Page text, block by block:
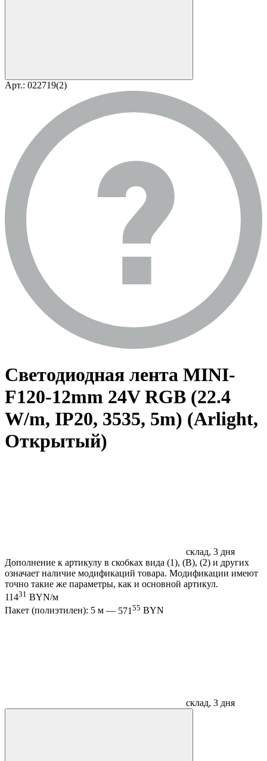
Арт.: 022719(2)
Светодиодная лента MINI-
F120-12mm 24V RGB (22.4
W/m, IP20, 3535, 5m) (Arlight,
Открытый)
склад, 3 дня
Дополнение к артикулу в скобках вида (1), (B), (2) и других
означает наличие модификаций товара. Модификации имеют
точно такие же параметры, как и основной артикул.
11431 BYN/м
Пакет (полиэтилен): 5 м — 571 55 BYN
склад, 3 дня